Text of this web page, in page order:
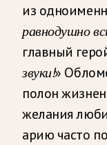
из
равнодушно
главный
звуки!»
полон
желания
арию часто